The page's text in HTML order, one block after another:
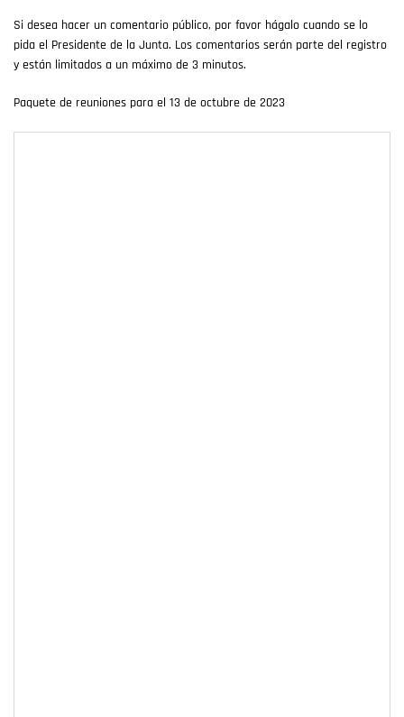
Si desea hacer un comentario público, por favor hágalo cuando se lo
pida el Presidente de la Junta. Los comentarios serán parte del registro
y están limitados a un máximo de 3 minutos.
Paquete de reuniones para el 13 de octubre de 2023